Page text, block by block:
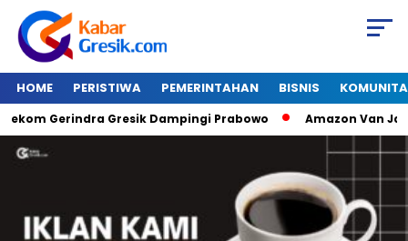
HOME PERISTIWA PEMERINTAHAN BISNIS
Gerindra Gresik Dampingi Prabowo Amazon Van Java